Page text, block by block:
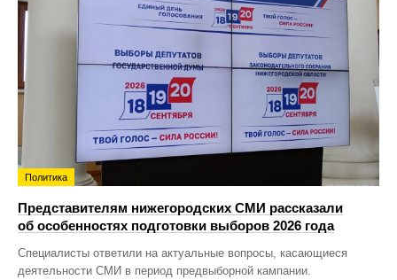
Политика
Представителям нижегородских СМИ рассказали
об особенностях подготовки выборов 2026 года
Специалисты ответили на актуальные вопросы, касающиеся
деятельности СМИ в период предвыборной кампании.